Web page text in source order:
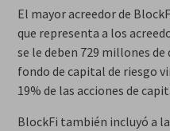
El mayor acreedor de
que representa a los
se le deben 729 millones
fondo de capital de riesgo
19% de las acciones de
BlockFi también incluyó a